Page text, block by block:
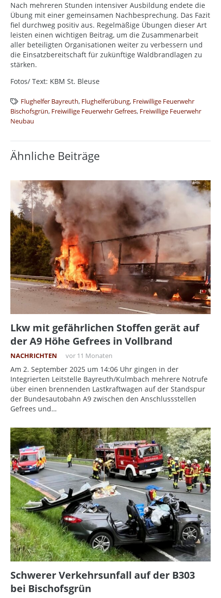
Nach mehreren Stunden intensiver Ausbildung endete die
Übung mit einer gemeinsamen Nachbesprechung. Das Fazit
fiel durchweg positiv aus. Regelmäßige Übungen dieser Art
leisten einen wichtigen Beitrag, um die Zusammenarbeit
aller beteiligten Organisationen weiter zu verbessern und
die Einsatzbereitschaft für zukünftige Waldbrandlagen zu
stärken.
Fotos/ Text: KBM St. Bleuse
Flughelfer Bayreuth, Flughelferübung, Freiwillige Feuerwehr
Bischofsgrün, Freiwillige Feuerwehr Gefrees, Freiwillige Feuerwehr
Neubau
Ähnliche Beiträge
Lkw mit gefährlichen Stoffen gerät auf
der A9 Höhe Gefrees in Vollbrand
NACHRICHTEN vor 11 Monaten
Am 2. September 2025 um 14:06 Uhr gingen in der
Integrierten Leitstelle Bayreuth/Kulmbach mehrere Notrufe
über einen brennenden Lastkraftwagen auf der Standspur
der Bundesautobahn A9 zwischen den Anschlussstellen
Gefrees und…
Schwerer Verkehrsunfall auf der B303
bei Bischofsgrün